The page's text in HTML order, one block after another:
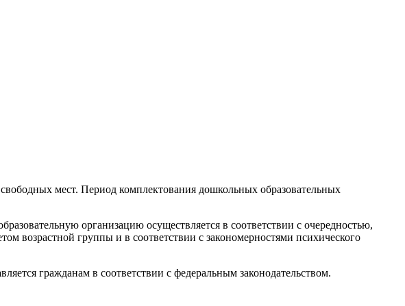
мест. Период комплектования дошкольных образовательных
организацию осуществляется в соответствии с очередностью,
возрастной группы и в соответствии с закономерностями психического
гражданам в соответствии с федеральным законодательством.